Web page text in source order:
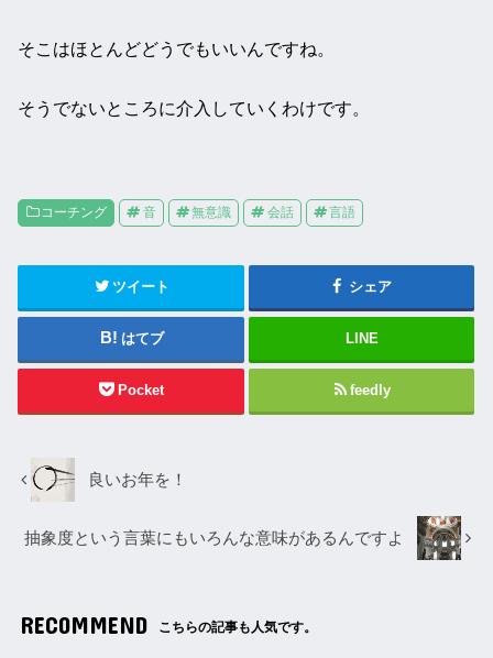
そこはほとんどどうでもいいんですね。
そうでないところに介入していくわけです。
コーチング 音 無意識 会話 言語
ツイート シェア
はてブ LINE
Pocket feedly
良いお年を！
抽象度という言葉にもいろんな意味があるんですよ
RECOMMEND こちらの記事も人気です。